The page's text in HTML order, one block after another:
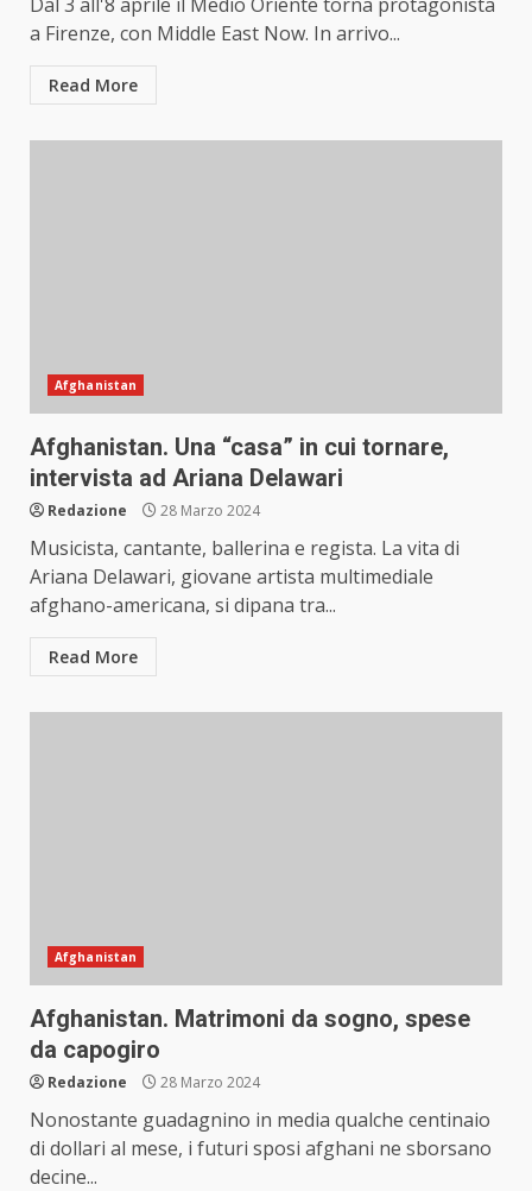
a Firenze, con Middle East Now. In arrivo...
Read More
Afghanistan
Afghanistan. Una “casa” in cui tornare,
intervista ad Ariana Delawari
Redazione 28 Marzo 2024
Musicista, cantante, ballerina e regista. La vita di
Ariana Delawari, giovane artista multimediale
afghano-americana, si dipana tra...
Read More
Afghanistan
Afghanistan. Matrimoni da sogno, spese
da capogiro
Redazione 28 Marzo 2024
Nonostante guadagnino in media qualche centinaio
di dollari al mese, i futuri sposi afghani ne sborsano
decine...